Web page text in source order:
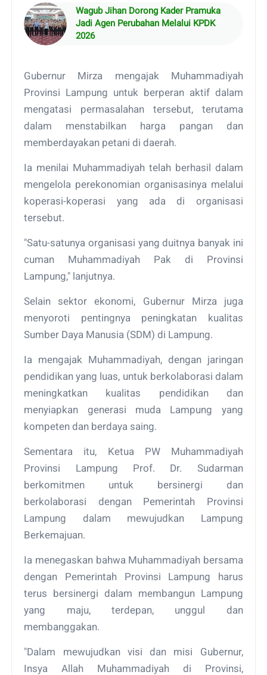
Wagub Jihan Dorong Kader Pramuka
Jadi Agen Perubahan Melalui KPDK
2026
Gubernur Mirza mengajak Muhammadiyah
Provinsi Lampung untuk berperan aktif dalam
mengatasi permasalahan tersebut, terutama
dalam menstabilkan harga pangan dan
memberdayakan petani di daerah.
Ia menilai Muhammadiyah telah berhasil dalam
mengelola perekonomian organisasinya melalui
koperasi-koperasi yang ada di organisasi
tersebut.
"Satu-satunya organisasi yang duitnya banyak ini
cuman Muhammadiyah Pak di Provinsi
Lampung," lanjutnya.
Selain sektor ekonomi, Gubernur Mirza juga
menyoroti pentingnya peningkatan kualitas
Sumber Daya Manusia (SDM) di Lampung.
Ia mengajak Muhammadiyah, dengan jaringan
pendidikan yang luas, untuk berkolaborasi dalam
meningkatkan kualitas pendidikan dan
menyiapkan generasi muda Lampung yang
kompeten dan berdaya saing.
Sementara itu, Ketua PW Muhammadiyah
Provinsi Lampung Prof. Dr. Sudarman
berkomitmen untuk bersinergi dan
berkolaborasi dengan Pemerintah Provinsi
Lampung dalam mewujudkan Lampung
Berkemajuan.
Ia menegaskan bahwa Muhammadiyah bersama
dengan Pemerintah Provinsi Lampung harus
terus bersinergi dalam membangun Lampung
yang maju, terdepan, unggul dan
membanggakan.
"Dalam mewujudkan visi dan misi Gubernur,
Insya Allah Muhammadiyah di Provinsi,